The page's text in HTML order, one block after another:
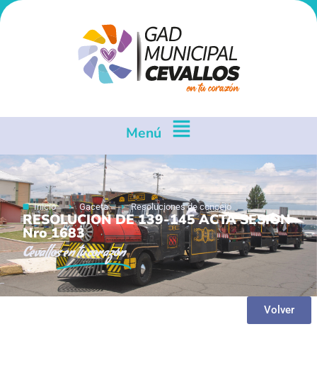
Menú
Inicio Gaceta Resoluciones de concejo
RESOLUCION DE 139-145 ACTA SESION
Nro 1683
Cevallosen tu corazón
Volver